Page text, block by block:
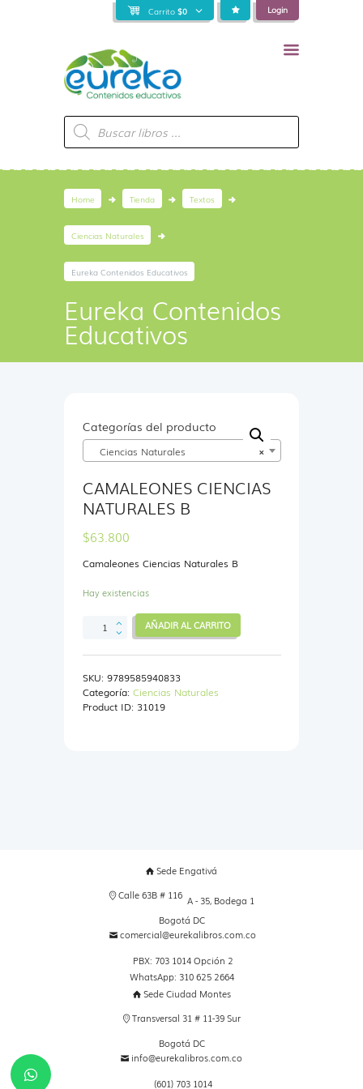
Carrito $0 Login
Búsqueda
de
productos
Home Tienda Textos
Ciencias Naturales
Eureka Contenidos Educativos
Eureka Contenidos
Educativos
Categorías del producto
×
Ciencias Naturales
CAMALEONES CIENCIAS
NATURALES B
$63.800
Camaleones Ciencias Naturales B
Hay existencias
CAMALEONES
CIENCIAS
NATURALES
cantidad
AÑADIR AL CARRITO
SKU: 9789585940833
Categoría: Ciencias Naturales
Product ID: 31019
Sede Engativá
Calle 63B # 116 A - 35, Bodega 1
Bogotá DC
comercial@eurekalibros.com.co
PBX: 703 1014 Opción 2
WhatsApp: 310 625 2664
Sede Ciudad Montes
Transversal 31 # 11-39 Sur
Bogotá DC
info@eurekalibros.com.co
(601) 703 1014